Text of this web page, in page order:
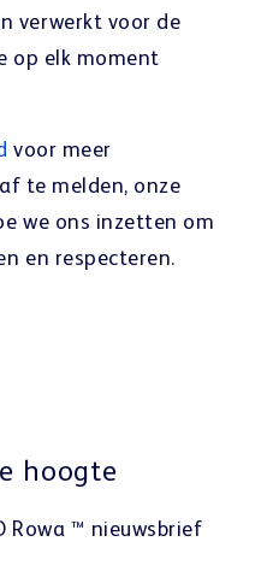
verwerkt voor de
op elk moment
voor meer
te melden, onze
we ons inzetten om
en respecteren.
hoogte
Rowa ™ nieuwsbrief